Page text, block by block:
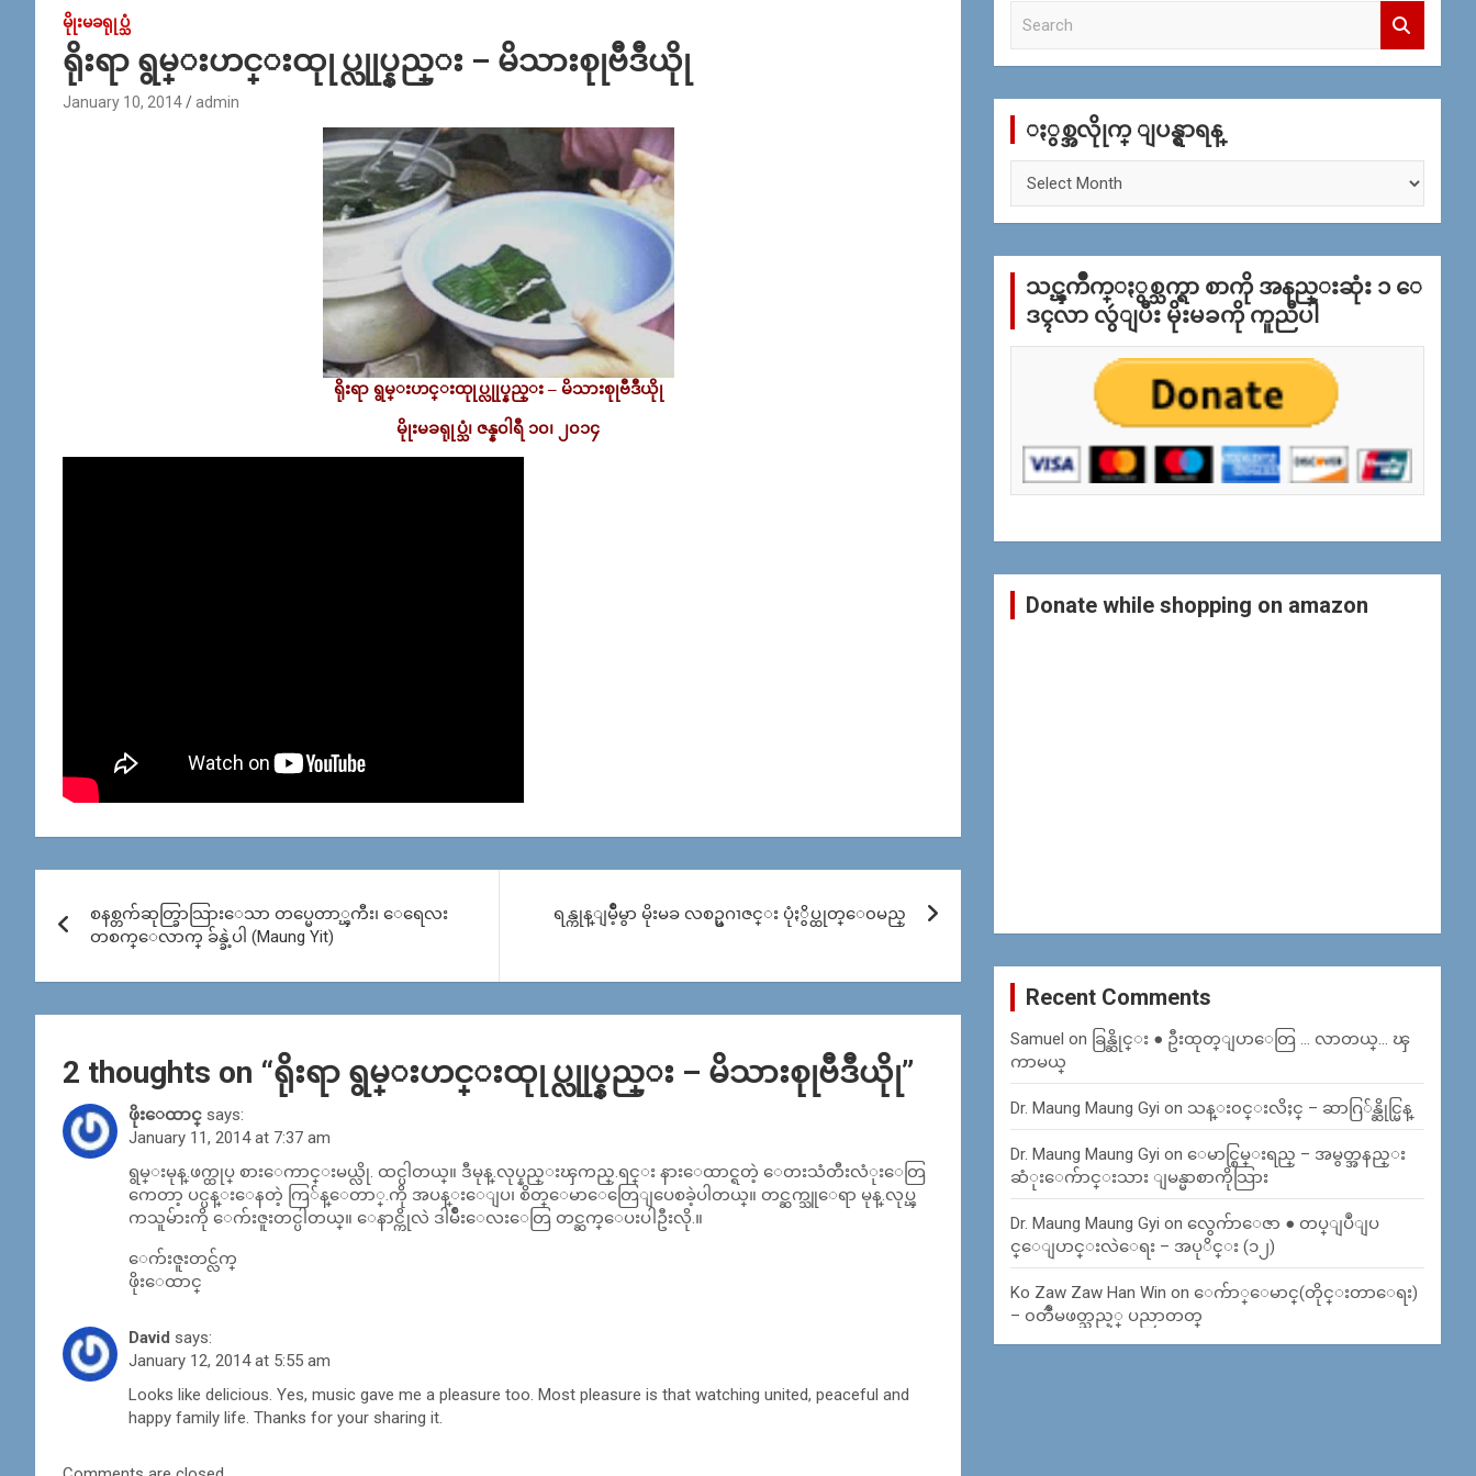
မိုုးမခရုုပ္သံ
ရိုးရာ ရွမ္းဟင္းထုုပ္လုုပ္နည္း – မိသားစုုဗီဒီယိုု
January 10, 2014 admin
ရိုးရာ ရွမ္းဟင္းထုုပ္လုုပ္နည္း – မိသားစုုဗီဒီယိုု
မိုုးမခရုုပ္သံ၊ ဇန္န၀ါရီ ၁၀၊ ၂၀၁၄
navigation
စနစ္တက်ဆုတ္ခြာသြားေသာ တပ္မေတာ္ၾကီး၊ ေရေလး
တစက္ေလာက္ ခ်န္ခဲ့ပါ (Maung Yit)
ရန္ကုန္ျမိဳ့မွာ မိုးမခ လစဥ္မဂၢဇင္း ပုံႏွိပ္ထုတ္ေ၀မည္
2 thoughts on “ရိုးရာ ရွမ္းဟင္းထုုပ္လုုပ္နည္း – မိသားစုုဗီဒီယိုု”
ဖိုးေထာင္ says:
January 11, 2014 at 7:37 am
ရွမ္းမုန္.ဖက္ထုပ္ စားေကာင္းမယ္လို. ထင္ပါတယ္။ ဒီမုန္.လုပ္နည္းၾကည္.ရင္း နားေထာင္ရတဲ့ ေတးသံတီးလံုးေတြ
ကေတာ့ ပင္ပန္းေနတဲ့ ကြ်န္ေတာ္.ကို အပန္းေျပ၊ စိတ္ေမာေတြေျပေစခဲ့ပါတယ္။ တင္ဆက္သူေရာ မုန္.လုပ္ၾ
ကသူမ်ားကို ေက်းဇူးတင္ပါတယ္။ ေနာင္ကိုလဲ ဒါမ်ိဳးေလးေတြ တင္ဆက္ေပးပါဦးလို.။
ေက်းဇူးတင္လ်က္
ဖိုးေထာင္
David says:
January 12, 2014 at 5:55 am
Looks like delicious. Yes, music gave me a pleasure too. Most pleasure is that watching united, peaceful and
happy family life. Thanks for your sharing it.
c
ႏွစ္အလိုုက္ ျပန္ရွာရန္
က္
န္
သင္ၾကိဳက္ႏွစ္သက္ရာ စာကို အနည္းဆုံး ၁ ေ
ဒၚလာ လွဴျပီး မိုးမခကို ကူညီပါ
Donate while shopping on amazon
Recent Comments
Samuel on ခြန္ဆိုင္း ● ဦးထုတ္ျပာေတြ … လာတယ္… ၾ
ကာမယ္
Dr. Maung Maung Gyi on သန္း၀င္းလိႈင္ – ဆာဂြ်န္ဆိုင္မြန္
Dr. Maung Maung Gyi onေမာင္စြမ္းရည္ – အမွတ္အနည္း
ဆံုးေက်ာင္းသား ျမန္မာစာကိုသြား
Dr. Maung Maung Gyi onလွေက်ာေဇာ ● တပ္ျပဳျပ
င္ေျပာင္းလဲေရး – အပုိင္း (၁၂)
Ko Zaw Zaw Han Win onေက်ာ္ေမာင္(တိုင္းတာေရး)
– ၀တၳဳမဖတ္သည့္ ပညာတတ္